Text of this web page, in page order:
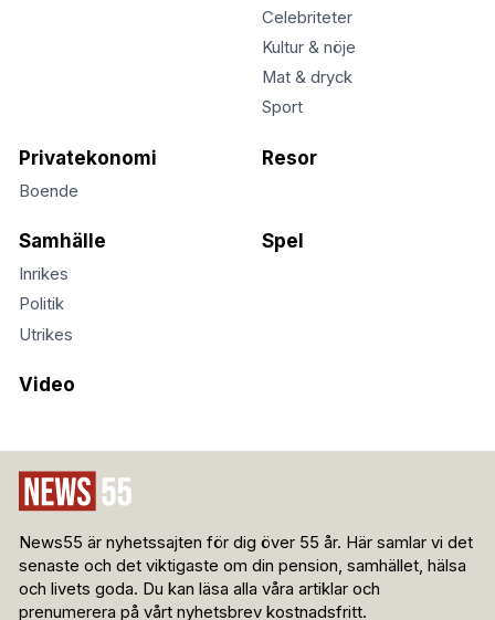
Celebriteter
Kultur & nöje
Mat & dryck
Sport
Privatekonomi
Boende
Resor
Samhälle
Inrikes
Politik
Utrikes
Spel
Video
News55 är nyhetssajten för dig över 55 år. Här samlar vi det
senaste och det viktigaste om din pension, samhället, hälsa
och livets goda. Du kan läsa alla våra artiklar och
prenumerera på vårt nyhetsbrev kostnadsfritt.